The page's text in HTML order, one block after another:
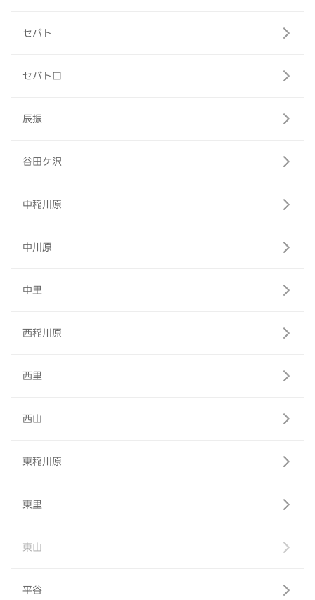
セバト
セバト口
辰振
谷田ケ沢
中稲川原
中川原
中里
西稲川原
西里
西山
東稲川原
東里
東山
平谷